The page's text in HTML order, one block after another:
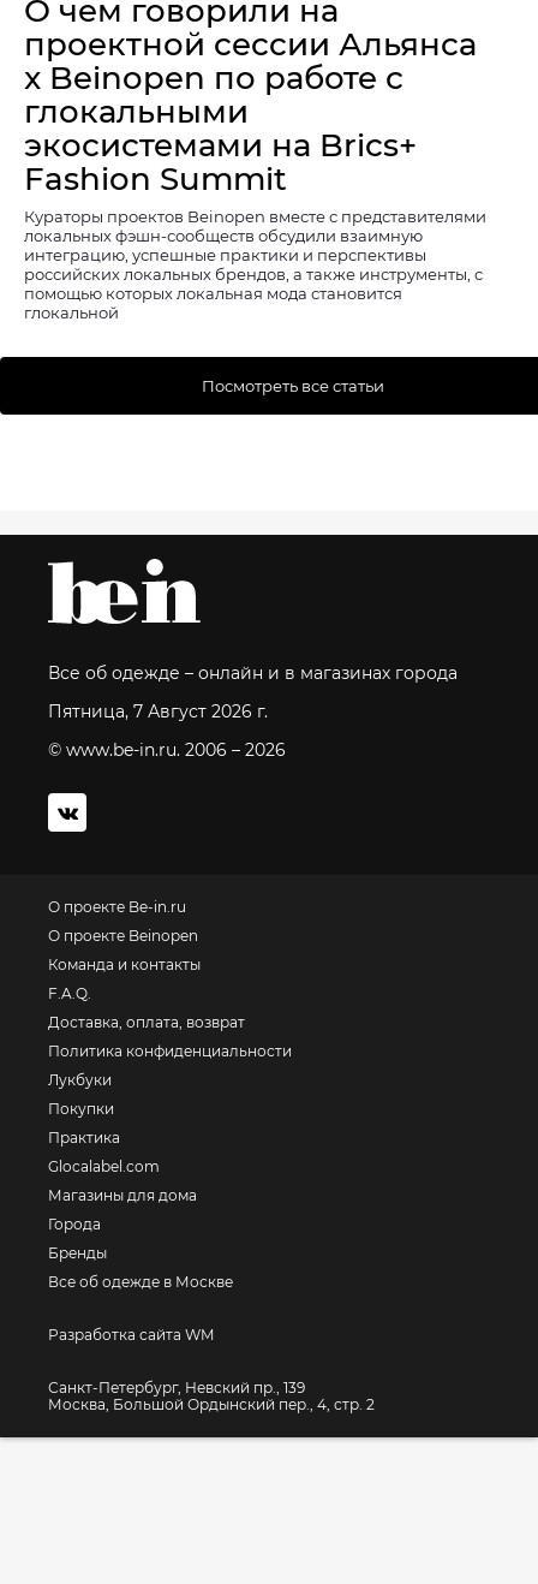
О чем говорили на
проектной сессии Альянса
x Beinopen по работе с
глокальными
экосистемами на Brics+
Fashion Summit
Кураторы проектов Beinopen вместе с представителями
локальных фэшн-сообществ обсудили взаимную
интеграцию, успешные практики и перспективы
российских локальных брендов, а также инструменты, с
помощью которых локальная мода становится
глокальной
Посмотреть все статьи
Все об одежде – онлайн и в магазинах города
Пятница, 7 Август 2026 г.
© www.be-in.ru. 2006 – 2026
О проекте Be-in.ru
О проекте Beinopen
Команда и контакты
F.A.Q.
Доставка, оплата, возврат
Политика конфиденциальности
Лукбуки
Покупки
Практика
Glocalabel.com
Магазины для дома
Города
Бренды
Все об одежде в Москве
Разработка сайта WM
Санкт-Петербург, Невский пр., 139
Москва, Большой Ордынский пер., 4, стр. 2